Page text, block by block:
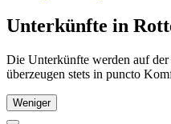
Unterkünfte in
Die Unterkünfte werden auf
überzeugen stets in puncto
Weniger